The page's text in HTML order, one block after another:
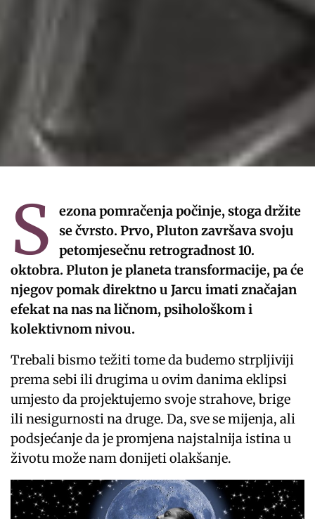
S
ezona pomračenja počinje, stoga držite
se čvrsto. Prvo, Pluton završava svoju
petomjesečnu retrogradnost 10.
oktobra. Pluton je planeta transformacije, pa će
njegov pomak direktno u Jarcu imati značajan
efekat na nas na ličnom, psihološkom i
kolektivnom nivou.
Trebali bismo težiti tome da budemo strpljiviji
prema sebi ili drugima u ovim danima eklipsi
umjesto da projektujemo svoje strahove, brige
ili nesigurnosti na druge. Da, sve se mijenja, ali
podsjećanje da je promjena najstalnija istina u
životu može nam donijeti olakšanje.